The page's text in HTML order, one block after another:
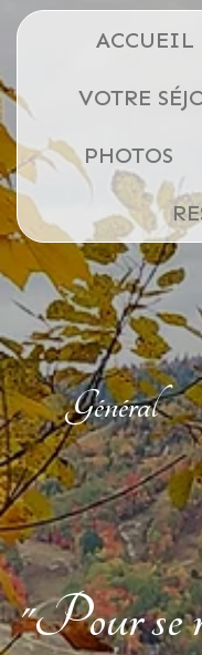
ACCUEIL
VOTRE
PHOTOS
Général
"Pour se